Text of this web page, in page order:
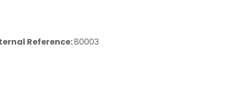
Reference:80003